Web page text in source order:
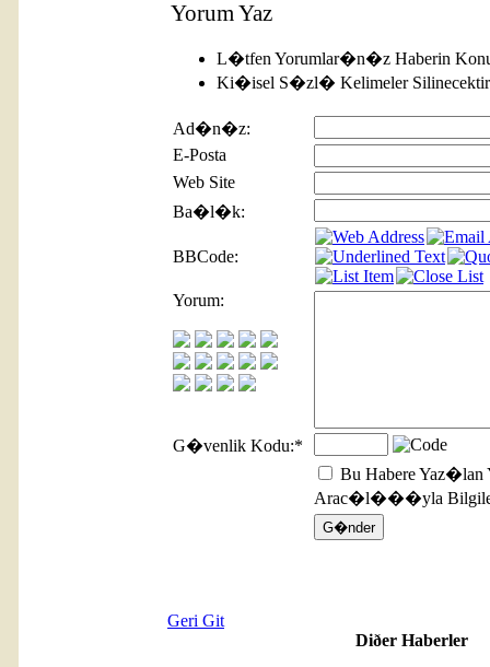
Yorum Yaz
L�tfen Yorumlar�n�z Haberin
Ki�isel S�zl� Kelimeler
Ad�n�z:
E-Posta
Web Site
Ba�l�k:
BBCode:
Yorum:
G�venlik Kodu:*
Bu Habere Yaz�lan
Arac�l���yla
Geri Git
Diðer Haberler